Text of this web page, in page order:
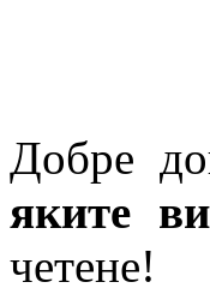
Добре
яките
четене!